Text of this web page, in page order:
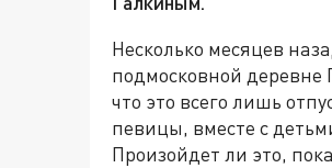
Несколько месяцев
подмосковной деревне
что это всего лишь
певицы, вместе с
Произойдет ли это,